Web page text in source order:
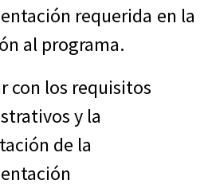
requerida en la
al programa.
con los requisitos
y la
de la